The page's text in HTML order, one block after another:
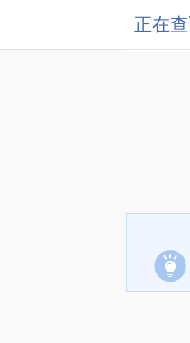
正在